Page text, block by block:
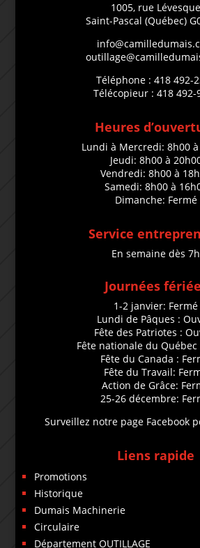
1005, rue Lévesque
Saint-Pascal (Québec)
Téléphone : 418 492-
Télécopieur : 418 492-
Heures
Lundi à Mercredi: 8h00
Jeudi: 8h00 à
Vendredi: 8h00 à
Samedi: 8h00 à
Dimanche: Fermé
Service
En semaine dès 7h
Journées
1-2 janvier: Fermé
Lundi de Pâques :
Fête des Patriotes :
Fête nationale du Québec
Fête du Canada :
Fête du Travail:
Action de Grâce:
25-26 décembre:
Surveillez notre page Facebook
Liens rapide
Promotions
Historique
Dumais Machinerie
Circulaire
Département OUTILLAGE